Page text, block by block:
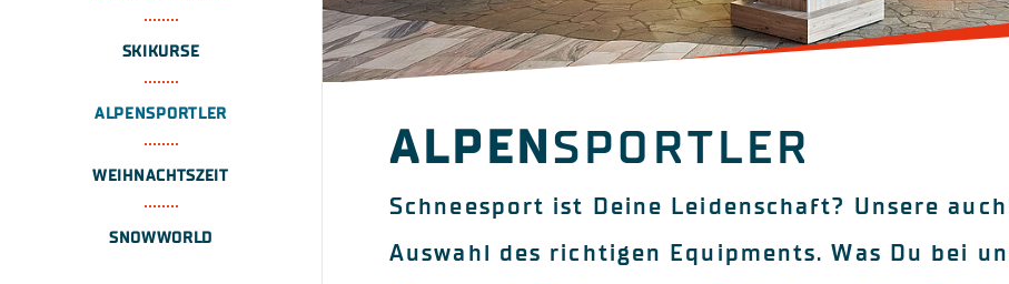
SKIKURSE
ALPENSPORTLER
WEIHNACHTSZEIT
SNOWWORLD
ALPENSPORTLER
Schneesport ist Deine Leidenschaft? Unsere
Auswahl des richtigen Equipments. Was Du bei